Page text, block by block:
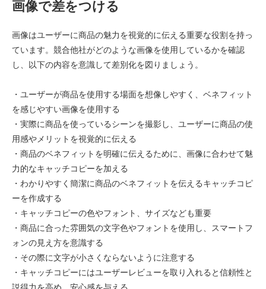
画像で差をつける
画像はユーザーに商品の魅力を視覚的に伝える重要な役割を持っ
ています。競合他社がどのような画像を使用しているかを確認
し、以下の内容を意識して差別化を図りましょう。
・ユーザーが商品を使用する場面を想像しやすく、ベネフィット
を感じやすい画像を使用する
・実際に商品を使っているシーンを撮影し、ユーザーに商品の使
用感やメリットを視覚的に伝える
・商品のベネフィットを明確に伝えるために、画像に合わせて魅
力的なキャッチコピーを加える
・わかりやすく簡潔に商品のベネフィットを伝えるキャッチコピ
ーを作成する
・キャッチコピーの色やフォント、サイズなども重要
・商品に合った雰囲気の文字色やフォントを使用し、スマートフ
ォンの見え方を意識する
・その際に文字が小さくならないように注意する
・キャッチコピーにはユーザーレビューを取り入れると信頼性と
説得力を高め、安心感を与える